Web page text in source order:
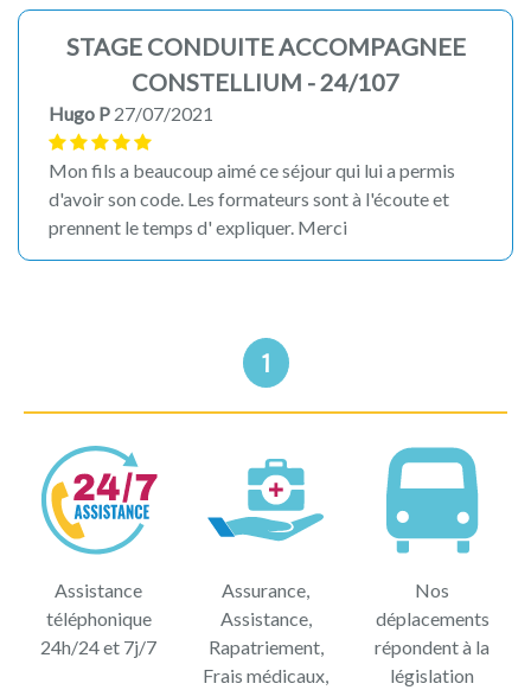
STAGE CONDUITE ACCOMPAGNEE
CONSTELLIUM - 24/107
Hugo P 27/07/2021
Mon fils a beaucoup aimé ce séjour qui lui a permis
d'avoir son code. Les formateurs sont à l'écoute et
prennent le temps d' expliquer. Merci
1
Assistance
téléphonique
24h/24 et 7j/7
Assurance,
Assistance,
Rapatriement,
Frais médicaux,
Nos
déplacements
répondent à la
législation